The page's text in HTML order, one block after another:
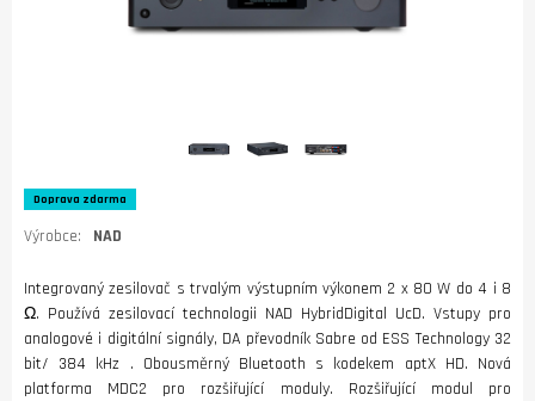
Doprava zdarma
Výrobce: NAD
Integrovaný zesilovač s trvalým výstupním výkonem 2 x 80 W do 4 i 8
Ω. Používá zesilovací technologii NAD HybridDigital UcD. Vstupy pro
analogové i digitální signály, DA převodník Sabre od ESS Technology 32
bit/ 384 kHz . Obousměrný Bluetooth s kodekem aptX HD. Nová
platforma MDC2 pro rozšiřující moduly. Rozšiřující modul pro